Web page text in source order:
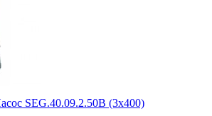
SEG.40.09.2.50B (3х400)